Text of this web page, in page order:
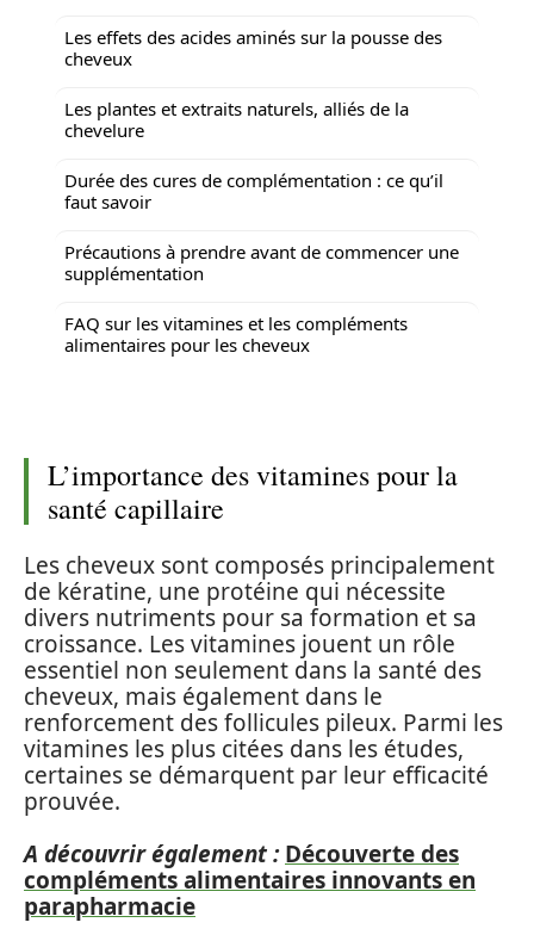
Les effets des acides aminés sur la pousse des
cheveux
Les plantes et extraits naturels, alliés de la
chevelure
Durée des cures de complémentation : ce qu’il
faut savoir
Précautions à prendre avant de commencer une
supplémentation
FAQ sur les vitamines et les compléments
alimentaires pour les cheveux
L’importance des vitamines pour la
santé capillaire
Les cheveux sont composés principalement
de kératine, une protéine qui nécessite
divers nutriments pour sa formation et sa
croissance. Les vitamines jouent un rôle
essentiel non seulement dans la santé des
cheveux, mais également dans le
renforcement des follicules pileux. Parmi les
vitamines les plus citées dans les études,
certaines se démarquent par leur efficacité
prouvée.
A découvrir également : Découverte des
compléments alimentaires innovants en
parapharmacie